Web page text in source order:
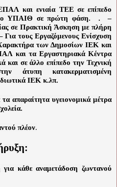
και ενιαία ΤΕΕ σε επίπεδο
ΥΠΑΙΘ σε πρώτη φάση.
.
–
σε Πρακτική Άσκηση με πλήρη
Για τους Εργαζόμενους Ενίσχυση
των Δημοσίων ΙΕΚ και
και τα Εργαστηριακά Κέντρα
και σε άλλο επίπεδο την Τεχνική
άτυπη κατακερματισμένη
ΙΕΚ κ.λπ.
απαραίτητα υγειονομικά μέτρα
πλέον.
κάθε αναμετάδοση ζωντανού